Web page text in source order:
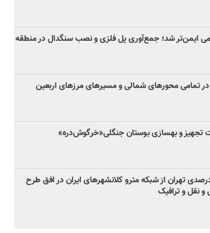
ایمن‌تر شد؛ جمع‌آوری پل فلزی و نصب سنگدال در منطقه
در تمامی محورهای شمالی و مسیرهای مرزهای اربعین
تجهیز و بهسازی بوستان جنگلی«خرگوش‌دره»
۳۸ درصدی تهران از شبکه مترو کلانشهرهای ایران در افق طرح
نقل و ترافیک